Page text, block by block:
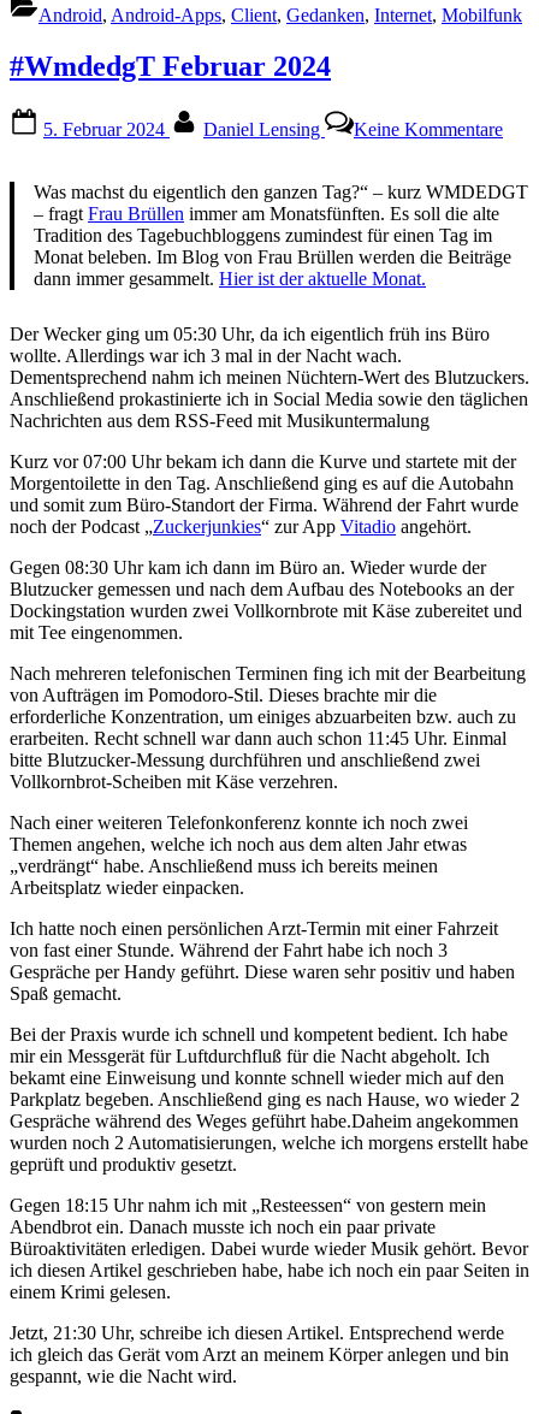
Android, Android-Apps, Client, Gedanken, Internet, Mobilfunk
#WmdedgT Februar 2024
on
5. Februar 2024 Daniel Lensing Keine Kommentare
2024
Was machst du eigentlich den ganzen Tag?“ – kurz WMDEDGT
– fragt Frau Brüllen immer am Monatsfünften. Es soll die alte
Tradition des Tagebuchbloggens zumindest für einen Tag im
Monat beleben. Im Blog von Frau Brüllen werden die Beiträge
dann immer gesammelt. Hier ist der aktuelle Monat.
Der Wecker ging um 05:30 Uhr, da ich eigentlich früh ins Büro
wollte. Allerdings war ich 3 mal in der Nacht wach.
Dementsprechend nahm ich meinen Nüchtern-Wert des Blutzuckers.
Anschließend prokastinierte ich in Social Media sowie den täglichen
Nachrichten aus dem RSS-Feed mit Musikuntermalung
Kurz vor 07:00 Uhr bekam ich dann die Kurve und startete mit der
Morgentoilette in den Tag. Anschließend ging es auf die Autobahn
und somit zum Büro-Standort der Firma. Während der Fahrt wurde
noch der Podcast „Zuckerjunkies“ zur App Vitadio angehört.
Gegen 08:30 Uhr kam ich dann im Büro an. Wieder wurde der
Blutzucker gemessen und nach dem Aufbau des Notebooks an der
Dockingstation wurden zwei Vollkornbrote mit Käse zubereitet und
mit Tee eingenommen.
Nach mehreren telefonischen Terminen fing ich mit der Bearbeitung
von Aufträgen im Pomodoro-Stil. Dieses brachte mir die
erforderliche Konzentration, um einiges abzuarbeiten bzw. auch zu
erarbeiten. Recht schnell war dann auch schon 11:45 Uhr. Einmal
bitte Blutzucker-Messung durchführen und anschließend zwei
Vollkornbrot-Scheiben mit Käse verzehren.
Nach einer weiteren Telefonkonferenz konnte ich noch zwei
Themen angehen, welche ich noch aus dem alten Jahr etwas
„verdrängt“ habe. Anschließend muss ich bereits meinen
Arbeitsplatz wieder einpacken.
Ich hatte noch einen persönlichen Arzt-Termin mit einer Fahrzeit
von fast einer Stunde. Während der Fahrt habe ich noch 3
Gespräche per Handy geführt. Diese waren sehr positiv und haben
Spaß gemacht.
Bei der Praxis wurde ich schnell und kompetent bedient. Ich habe
mir ein Messgerät für Luftdurchfluß für die Nacht abgeholt. Ich
bekamt eine Einweisung und konnte schnell wieder mich auf den
Parkplatz begeben. Anschließend ging es nach Hause, wo wieder 2
Gespräche während des Weges geführt habe.Daheim angekommen
wurden noch 2 Automatisierungen, welche ich morgens erstellt habe
geprüft und produktiv gesetzt.
Gegen 18:15 Uhr nahm ich mit „Resteessen“ von gestern mein
Abendbrot ein. Danach musste ich noch ein paar private
Büroaktivitäten erledigen. Dabei wurde wieder Musik gehört. Bevor
ich diesen Artikel geschrieben habe, habe ich noch ein paar Seiten in
einem Krimi gelesen.
Jetzt, 21:30 Uhr, schreibe ich diesen Artikel. Entsprechend werde
ich gleich das Gerät vom Arzt an meinem Körper anlegen und bin
gespannt, wie die Nacht wird.